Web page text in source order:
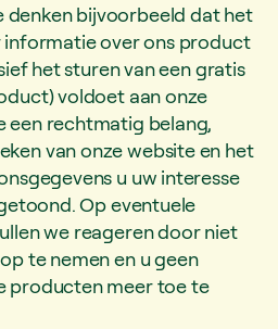
denken bijvoorbeeld dat het
informatie over ons product
het sturen van een gratis
voldoet aan onze
rechtmatig belang,
van onze website en het
u uw interesse
Op eventuele
we reageren door niet
te nemen en u geen
producten meer toe te